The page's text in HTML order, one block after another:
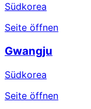
Südkorea
Seite öffnen
Gwangju
Südkorea
Seite öffnen